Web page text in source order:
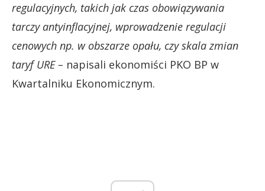
regulacyjnych, takich jak czas obowiązywania
tarczy antyinflacyjnej, wprowadzenie regulacji
cenowych np. w obszarze opału, czy skala zmian
taryf URE – napisali ekonomiści PKO BP w
Kwartalniku Ekonomicznym.